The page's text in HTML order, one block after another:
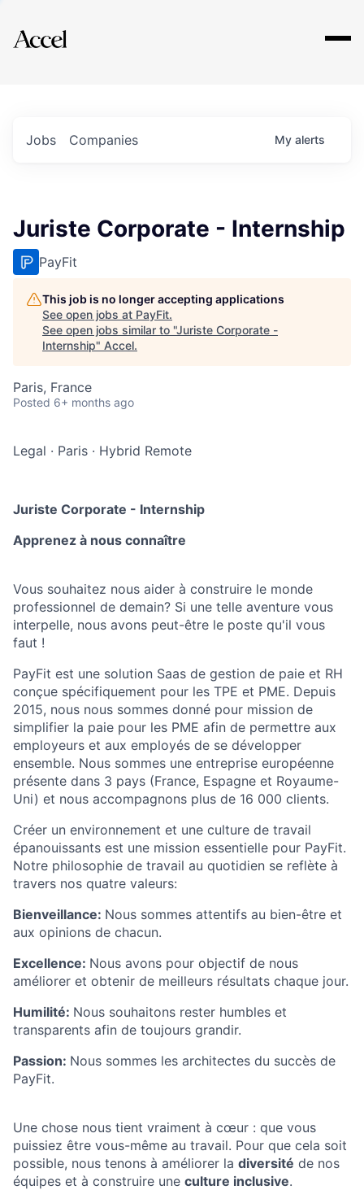
Explore
Jobs Companies My alerts
Juriste Corporate - Internship
PayFit
This job is no longer accepting applications
See open jobs at PayFit.
See open jobs similar to "Juriste Corporate -
Internship" Accel.
Paris, France
Posted 6+ months ago
Legal · Paris · Hybrid Remote
Juriste Corporate - Internship
Apprenez à nous connaître
Vous souhaitez nous aider à construire le monde
professionnel de demain? Si une telle aventure vous
interpelle, nous avons peut-être le poste qu'il vous
faut !
PayFit est une solution Saas de gestion de paie et RH
conçue spécifiquement pour les TPE et PME. Depuis
2015, nous nous sommes donné pour mission de
simplifier la paie pour les PME afin de permettre aux
employeurs et aux employés de se développer
ensemble. Nous sommes une entreprise européenne
présente dans 3 pays (France, Espagne et Royaume-
Uni) et nous accompagnons plus de 16 000 clients.
Créer un environnement et une culture de travail
épanouissants est une mission essentielle pour PayFit.
Notre philosophie de travail au quotidien se reflète à
travers nos quatre valeurs:
Bienveillance: Nous sommes attentifs au bien-être et
aux opinions de chacun.
Excellence: Nous avons pour objectif de nous
améliorer et obtenir de meilleurs résultats chaque jour.
Humilité: Nous souhaitons rester humbles et
transparents afin de toujours grandir.
Passion: Nous sommes les architectes du succès de
PayFit.
Une chose nous tient vraiment à cœur : que vous
puissiez être vous-même au travail. Pour que cela soit
possible, nous tenons à améliorer la diversité de nos
équipes et à construire une culture inclusive.